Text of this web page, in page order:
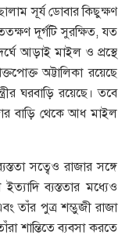
সূর্য ডোবার কিছুক্ষণ
দূর্গটি সুরক্ষিত, যত
আড়াই মাইল ও প্রস্থে
অট্টালিকা রয়েছে
ঘরবাড়ি রয়েছে। তবে
বাড়ি থেকে আধ মাইল
সত্বেও রাজার সঙ্গে
ইত্যাদি ব্যস্ততার মধ্যেও
তাঁর পুত্র শম্ভুজী রাজা
শান্তিতে ব্যবসা করতে